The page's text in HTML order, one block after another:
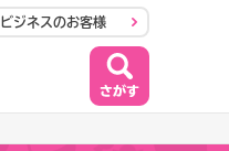
ビジネスのお客様